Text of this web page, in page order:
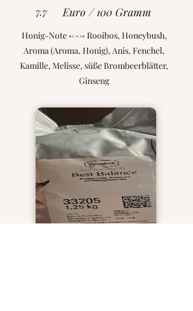
7.7 Euro / 100 Gramm
Honig-Note <---> Rooibos, Honeybush,
Aroma (Aroma, Honig), Anis, Fenchel,
Kamille, Melisse, süße Brombeerblätter,
Ginseng